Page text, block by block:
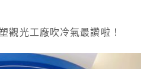
觀光工廠吹冷氣最讚啦！